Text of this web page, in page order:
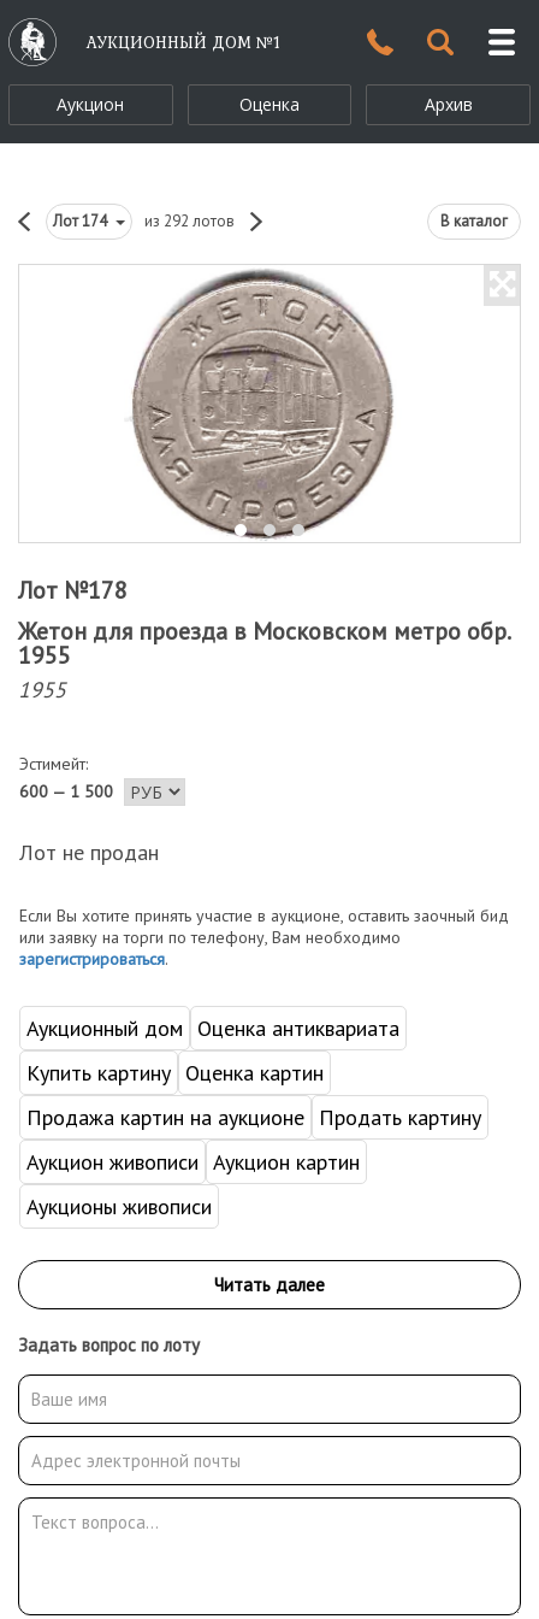
АУКЦИОННЫЙ ДОМ №1
Аукцион Оценка Архив
Лот174 из 292 лотов В каталог
Лот №178
Жетон для проезда в Московском метро обр.
1955
1955
Эстимейт:
600 — 1 500
Лот не продан
Если Вы хотите принять участие в аукционе, оставить заочный бид
или заявку на торги по телефону, Вам необходимо
зарегистрироваться.
Аукционный дом
Оценка антиквариата
Купить картину Оценка картин
Продажа картин на аукционе
Продать картину
Аукцион живописи Аукцион картин
Аукционы живописи
Задать вопрос по лоту